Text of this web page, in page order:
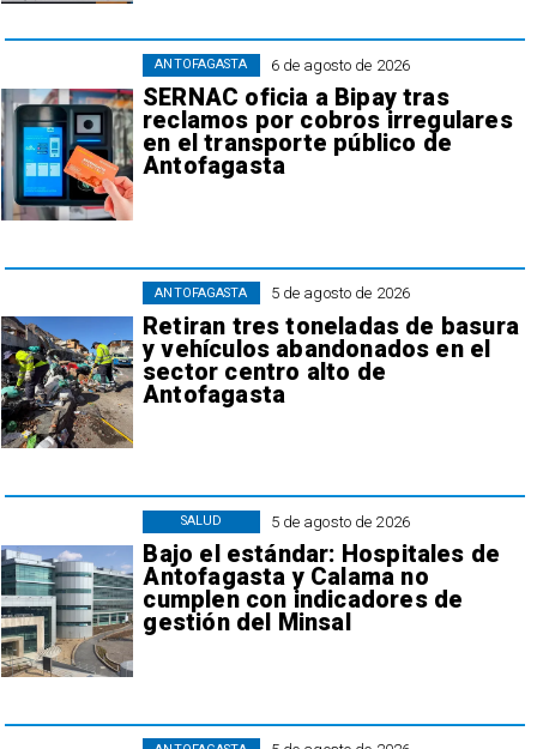
6 de agosto de 2026
SERNAC oficia a Bipay tras
reclamos por cobros irregulares
en el transporte público de
Antofagasta
ANTOFAGASTA
5 de agosto de 2026
Retiran tres toneladas de basura
y vehículos abandonados en el
sector centro alto de
Antofagasta
ANTOFAGASTA
5 de agosto de 2026
Bajo el estándar: Hospitales de
Antofagasta y Calama no
cumplen con indicadores de
gestión del Minsal
SALUD